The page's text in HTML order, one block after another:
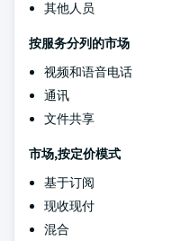
其他人员
按服务分列的市场
视频和语音电话
通讯
文件共享
市场,按定价模式
基于订阅
现收现付
混合